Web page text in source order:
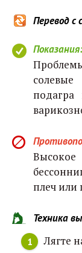
Перевод с
Показания:
подагра
плеч или
Техника
Лягте